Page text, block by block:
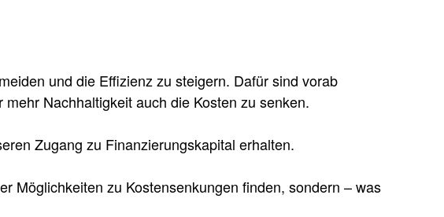
und die Effizienz zu steigern. Dafür sind vorab
Nachhaltigkeit auch die Kosten zu senken.
Zugang zu Finanzierungskapital erhalten.
Möglichkeiten zu Kostensenkungen finden, sondern – was